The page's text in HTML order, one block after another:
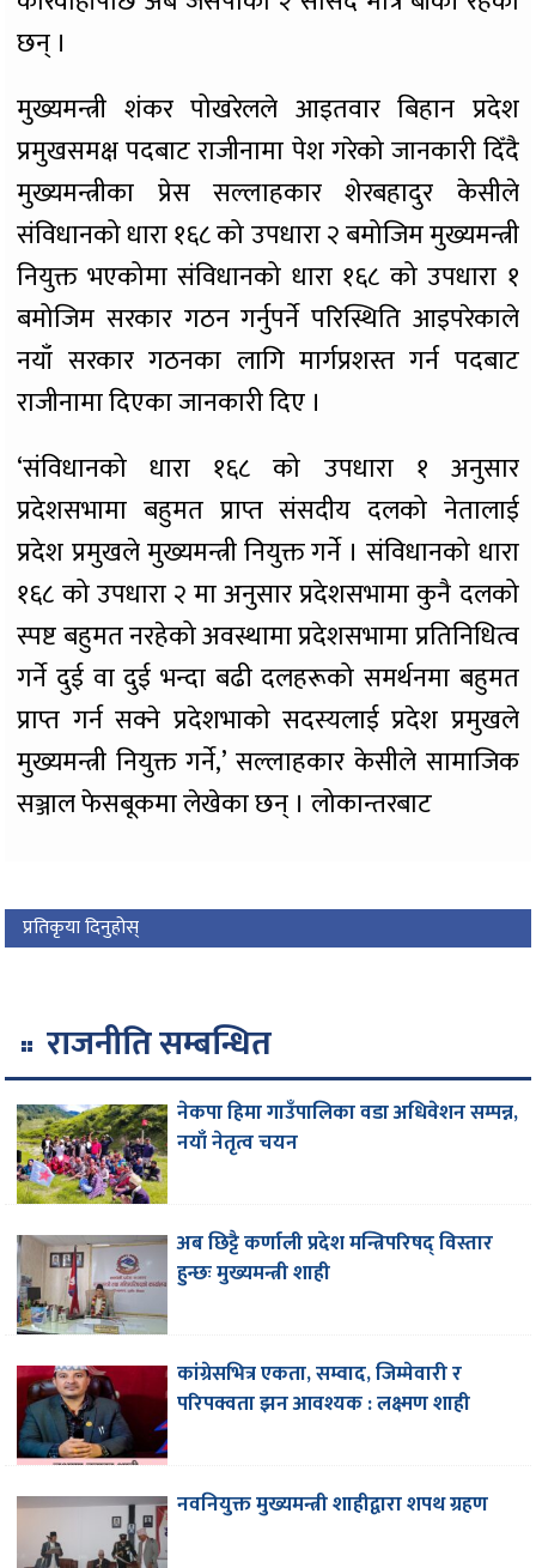
छन् ।
मुख्यमन्त्री शंकर पोखरेलले आइतवार बिहान प्रदेश
प्रमुखसमक्ष पदबाट राजीनामा पेश गरेको जानकारी दिँदै
मुख्यमन्त्रीका प्रेस सल्लाहकार शेरबहादुर केसीले
संविधानको धारा १६८ को उपधारा २ बमोजिम मुख्यमन्त्री
नियुक्त भएकोमा संविधानको धारा १६८ को उपधारा १
बमोजिम सरकार गठन गर्नुपर्ने परिस्थिति आइपरेकाले
नयाँ सरकार गठनका लागि मार्गप्रशस्त गर्न पदबाट
राजीनामा दिएका जानकारी दिए ।
‘संविधानको धारा १६८ को उपधारा १ अनुसार
प्रदेशसभामा बहुमत प्राप्त संसदीय दलको नेतालाई
प्रदेश प्रमुखले मुख्यमन्त्री नियुक्त गर्ने । संविधानको धारा
१६८ को उपधारा २ मा अनुसार प्रदेशसभामा कुनै दलको
स्पष्ट बहुमत नरहेको अवस्थामा प्रदेशसभामा प्रतिनिधित्व
गर्ने दुई वा दुई भन्दा बढी दलहरूको समर्थनमा बहुमत
प्राप्त गर्न सक्ने प्रदेशभाको सदस्यलाई प्रदेश प्रमुखले
मुख्यमन्त्री नियुक्त गर्ने,’ सल्लाहकार केसीले सामाजिक
सञ्जाल फेसबूकमा लेखेका छन् । लोकान्तरबाट
प्रतिकृया दिनुहोस्
राजनीति सम्बन्धित
नेकपा हिमा गाउँपालिका वडा अधिवेशन सम्पन्न,
नयाँ नेतृत्व चयन
अब छिट्टै कर्णाली प्रदेश मन्त्रिपरिषद् विस्तार
हुन्छः मुख्यमन्त्री शाही
कांग्रेसभित्र एकता, सम्वाद, जिम्मेवारी र
परिपक्वता झन आवश्यक : लक्ष्मण शाही
नवनियुक्त मुख्यमन्त्री शाहीद्वारा शपथ ग्रहण